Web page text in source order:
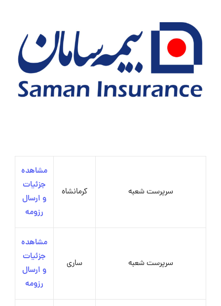
سرپرست شعبه کرمانشاه
مشاهده
جزئیات
و ارسال
رزومه
سرپرست شعبه ساری
مشاهده
جزئیات
و ارسال
رزومه